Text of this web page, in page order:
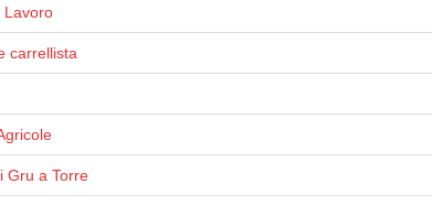
Lavoro
carrellista
Gru a Torre